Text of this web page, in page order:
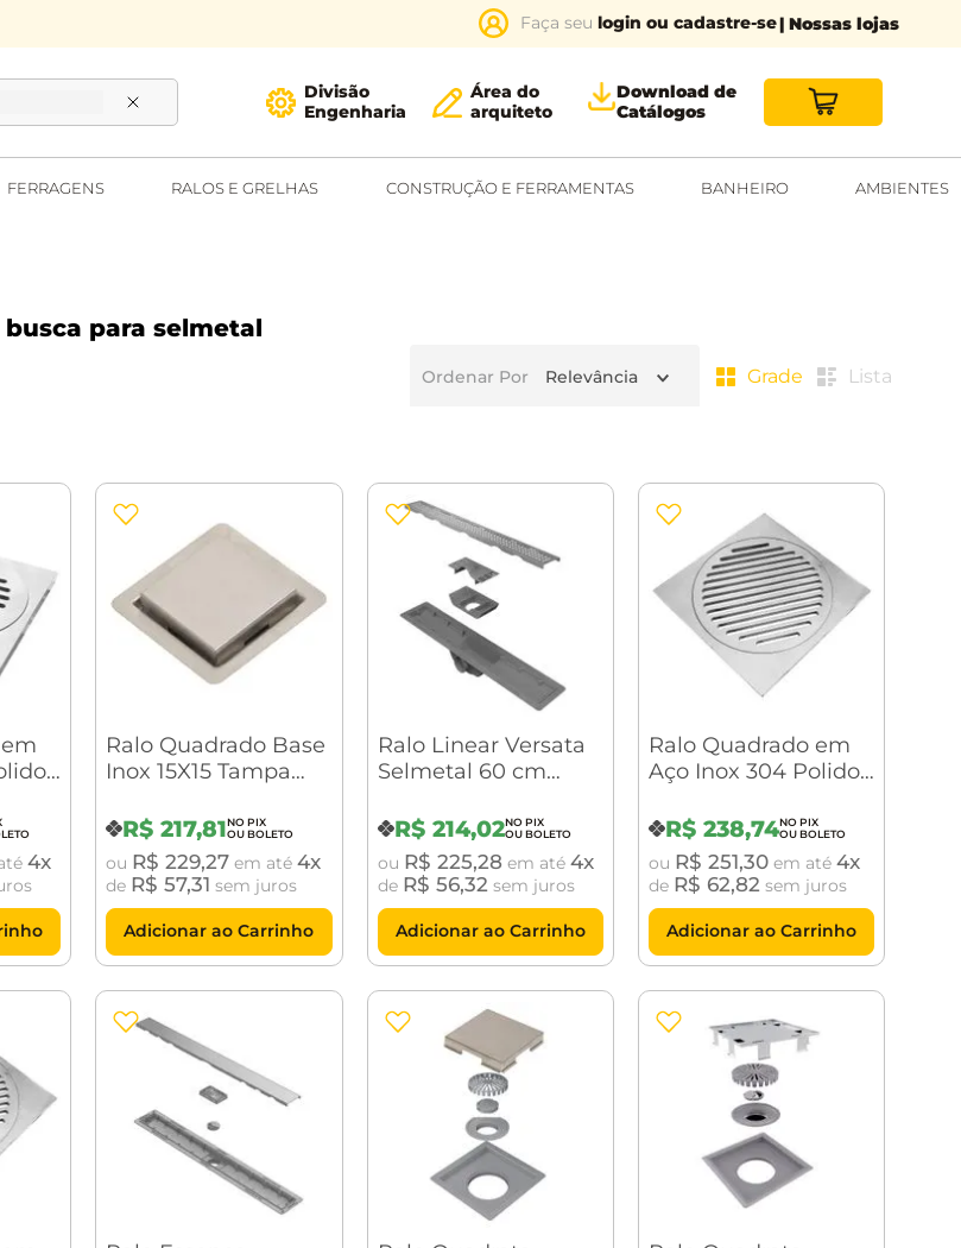
login ou cadastre-se| Nossas lojas
Divisão
Engenharia
Área do
arquiteto
Download de
Catálogos
FERRAGENS RALOS E GRELHAS CONSTRUÇÃO E FERRAMENTAS BANHEIRO AMBIENTES
selmetal
Ordenar Por Relevância Grade Lista
4
Ralo Quadrado Base
Inox 15X15 Tampa
R$ 217,81
ou R$ 229,27 em até4
de R$ 57,31 sem juros
Adicionar ao Carrinho
Ralo Linear Versata
Selmetal 60 cm
R$ 214,02
ou R$ 225,28em até 4
de R$ 56,32sem juros
Adicionar ao Carrinho
Ralo Quadrado em
Aço Inox 304 Polido
R$ 238,74
ou R$ 251,30em até 4
de R$ 62,82sem juros
Adicionar ao Carrinho